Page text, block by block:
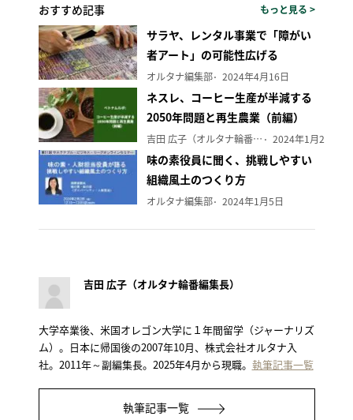
おすすめ記事 もっと見る >
サラヤ、レンタル事業で「障がい
者アート」の可能性広げる
オルタナ編集部 2024年4月16日
ネスレ、コーヒー生産が半減する
2050年問題と再生農業（前編）
吉田 広子（オルタナ輪番編集長） 2024年1月29日
味の素役員に聞く、挑戦しやすい
組織風土のつくり方
オルタナ編集部 2024年1月5日
吉田 広子（オルタナ輪番編集長）
大学卒業後、米国オレゴン大学に１年間留学（ジャーナリズ
ム）。日本に帰国後の2007年10月、株式会社オルタナ入
社。2011年～副編集長。2025年4月から現職。 執筆記事一覧
執筆記事一覧